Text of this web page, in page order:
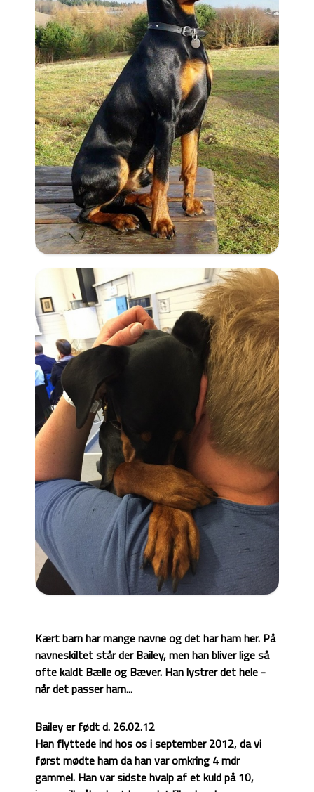
Kært barn har mange navne og det har ham her. På
navneskiltet står der Bailey, men han bliver lige så
ofte kaldt Bælle og Bæver. Han lystrer det hele -
når det passer ham...
Bailey er født d. 26.02.12
Han flyttede ind hos os i september 2012, da vi
først mødte ham da han var omkring 4 mdr
gammel. Han var sidste hvalp af et kuld på 10,